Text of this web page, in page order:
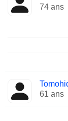
74 ans
61 ans